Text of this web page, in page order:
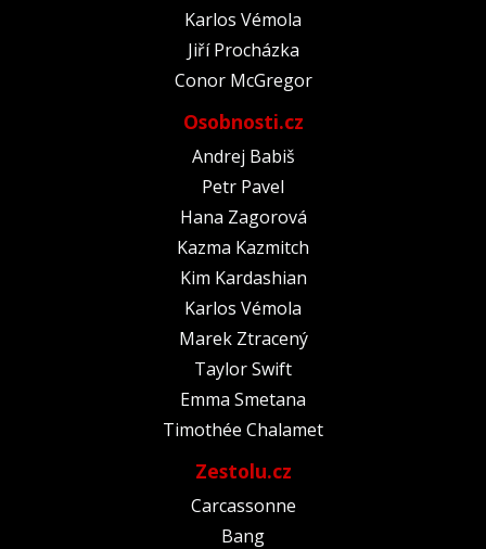
Karlos Vémola
Jiří Procházka
Conor McGregor
Osobnosti.cz
Andrej Babiš
Petr Pavel
Hana Zagorová
Kazma Kazmitch
Kim Kardashian
Karlos Vémola
Marek Ztracený
Taylor Swift
Emma Smetana
Timothée Chalamet
Zestolu.cz
Carcassonne
Bang